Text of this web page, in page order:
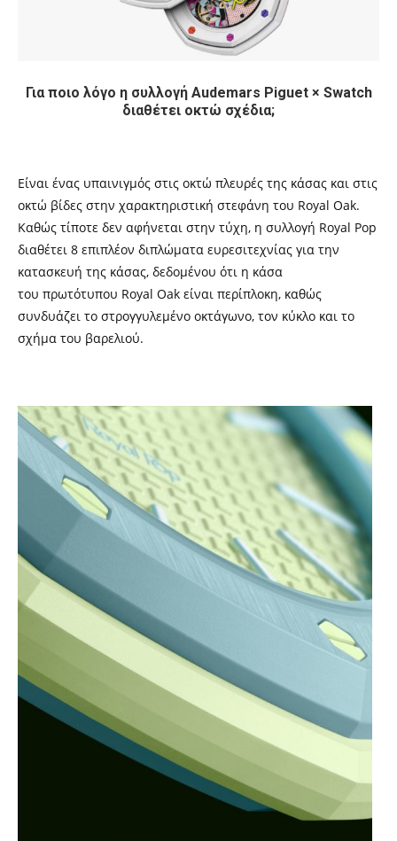
Για ποιο λόγο η συλλογή Audemars Piguet × Swatch
διαθέτει οκτώ σχέδια;
Είναι ένας υπαινιγμός στις οκτώ πλευρές της κάσας και στις
οκτώ βίδες στην χαρακτηριστική στεφάνη του Royal Oak.
Καθώς τίποτε δεν αφήνεται στην τύχη, η συλλογή Royal Pop
διαθέτει 8 επιπλέον διπλώματα ευρεσιτεχνίας για την
κατασκευή της κάσας, δεδομένου ότι η κάσα
του πρωτότυπου Royal Oak είναι περίπλοκη, καθώς
συνδυάζει το στρογγυλεμένο οκτάγωνο, τον κύκλο και το
σχήμα του βαρελιού.